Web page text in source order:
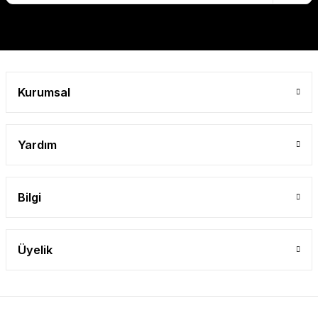
Kurumsal
Yardım
Bilgi
Üyelik